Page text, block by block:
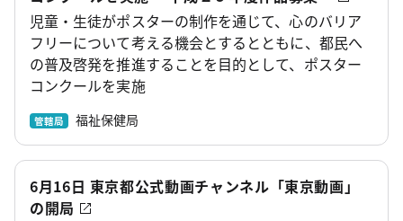
児童・生徒がポスターの制作を通じて、心のバリア
フリーについて考える機会とするとともに、都民へ
の普及啓発を推進することを目的として、ポスター
コンクールを実施
管轄局 福祉保健局
6月16日 東京都公式動画チャンネル「東京動画」
の開局